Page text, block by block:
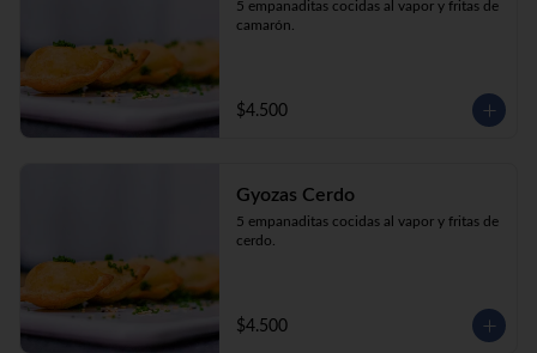
5 empanaditas cocidas al vapor y fritas de
camarón.
$4.500
Gyozas Cerdo
5 empanaditas cocidas al vapor y fritas de
cerdo.
$4.500